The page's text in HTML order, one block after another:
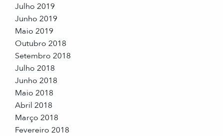
Julho 2019
Junho 2019
Maio 2019
Outubro 2018
Setembro 2018
Julho 2018
Junho 2018
Maio 2018
Abril 2018
Março 2018
Fevereiro 2018